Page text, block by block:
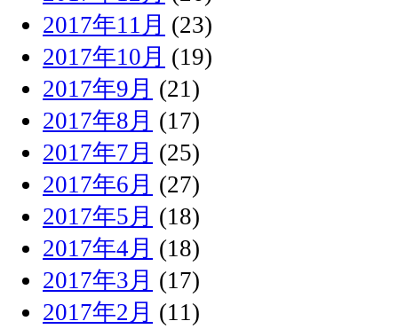
2017年11月 (23)
2017年10月 (19)
2017年9月 (21)
2017年8月 (17)
2017年7月 (25)
2017年6月 (27)
2017年5月 (18)
2017年4月 (18)
2017年3月 (17)
2017年2月 (11)